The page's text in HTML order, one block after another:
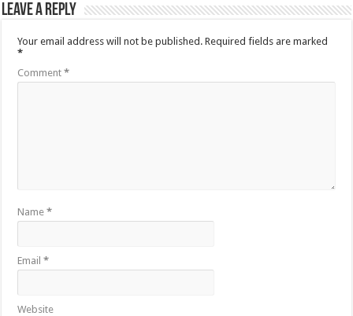
Leave a Reply
Your email address will not be published. Required fields are marked
*
Comment*
Name*
Email*
Website